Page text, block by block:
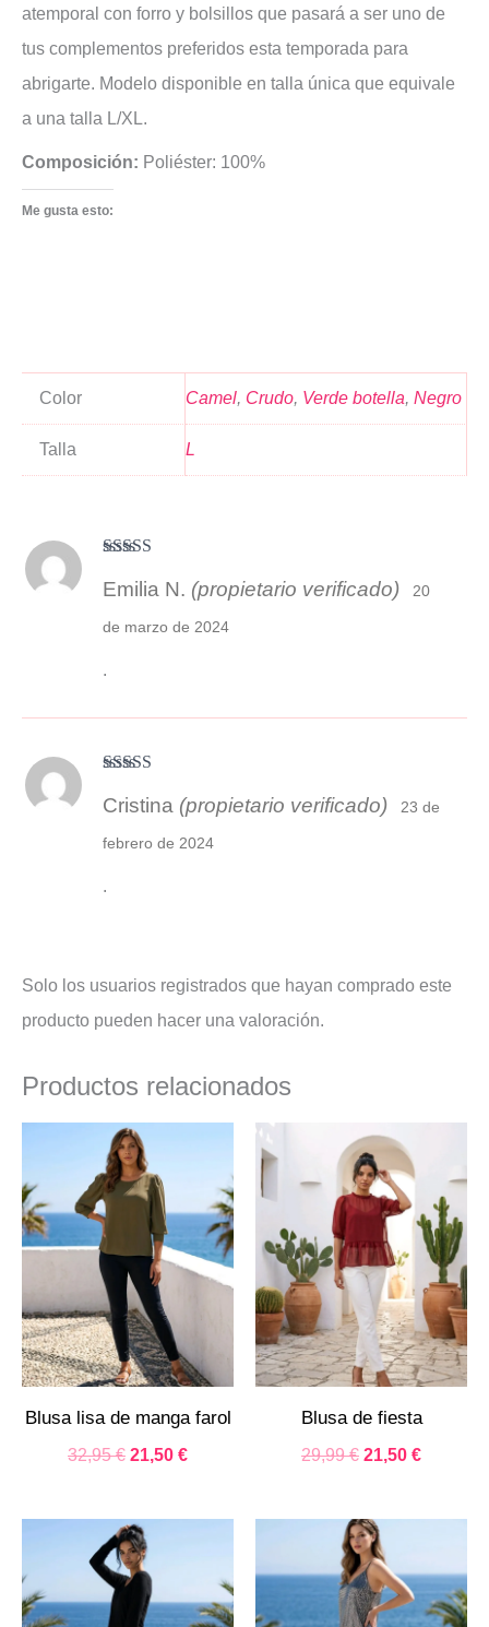
atemporal con forro y bolsillos que pasará a ser uno de
tus complementos preferidos esta temporada para
abrigarte. Modelo disponible en talla única que equivale
a una talla L/XL.
Composición: Poliéster: 100%
Me gusta esto:
Color Camel, Crudo, Verde botella, Negro
Talla L
con4 de 5
Emilia N. (propietario verificado) 20
de marzo de 2024
.
5de 5
Cristina (propietario verificado) 23 de
febrero de 2024
.
Solo los usuarios registrados que hayan comprado este
producto pueden hacer una valoración.
Productos relacionados
Blusa lisa de manga farol
32,95€
El
precio
original
era:
32,95 €.
21,50 €
actual
21,50 €.
Blusa de fiesta
29,99€
El
precio
original
era:
29,99 €.
21,50 €
actual
es:
21,50 €.
El
precio
original
era:
19,99 €.
15,90 €.
El
precio
original
era:
31,95 €.
actual
es:
20,99 €.